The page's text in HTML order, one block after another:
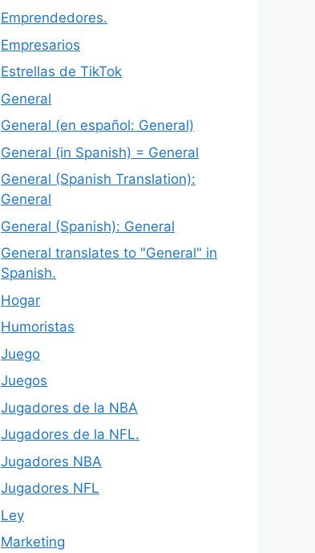
Emprendedores.
Empresarios
Estrellas de TikTok
General
General (en español: General)
General (in Spanish) = General
General (Spanish Translation):
General
General (Spanish): General
General translates to "General" in
Spanish.
Hogar
Humoristas
Juego
Juegos
Jugadores de la NBA
Jugadores de la NFL.
Jugadores NBA
Jugadores NFL
Ley
Marketing